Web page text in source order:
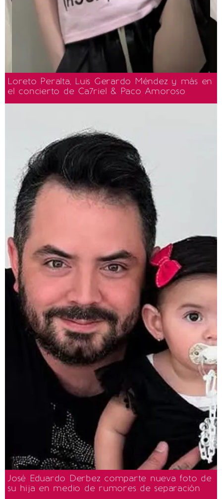
Loreto Peralta, Luis Gerardo Méndez y más en
el concierto de Ca7riel & Paco Amoroso
José Eduardo Derbez comparte nueva foto de
su hija en medio de rumores de separación